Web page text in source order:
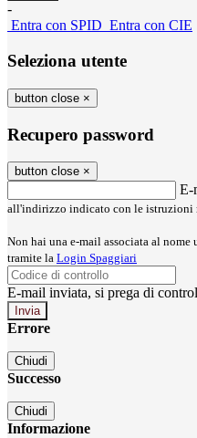
-
Entra con SPID Entra con CIE
Seleziona utente
button close ×
Recupero password
button close ×
E-
all'indirizzo indicato con le istruzioni
Non hai una e-mail associata al
tramite la Login Spaggiari
E-mail inviata, si prega di
Errore
Chiudi
Successo
Chiudi
Informazione